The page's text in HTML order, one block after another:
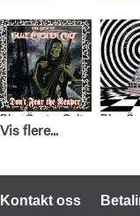
Blue Öyster Cult
Blue
Vis flere...
Kontakt oss